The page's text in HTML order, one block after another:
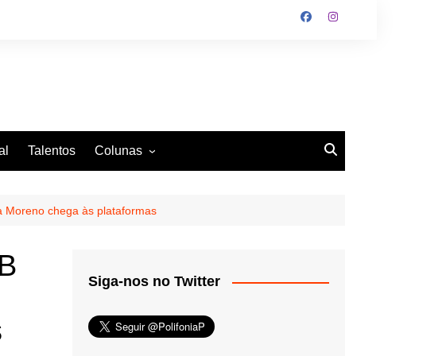
Talentos Colunas
Ritmo e Fundamento
Moreno chega às plataformas
Siga-nos no Twitter